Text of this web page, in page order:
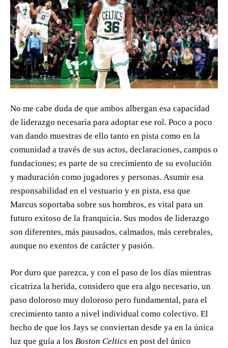
No me cabe duda de que ambos albergan esa capacidad
de liderazgo necesaria para adoptar ese rol. Poco a poco
van dando muestras de ello tanto en pista como en la
comunidad a través de sus actos, declaraciones, campus o
fundaciones; es parte de su crecimiento de su evolución
y maduración como jugadores y personas. Asumir esa
responsabilidad en el vestuario y en pista, esa que
Marcus soportaba sobre sus hombros, es vital para un
futuro exitoso de la franquicia. Sus modos de liderazgo
son diferentes, más pausados, calmados, más cerebrales,
aunque no exentos de carácter y pasión.
Por duro que parezca, y con el paso de los días mientras
cicatriza la herida, considero que era algo necesario, un
paso doloroso muy doloroso pero fundamental, para el
crecimiento tanto a nivel individual como colectivo. El
hecho de que los Jays se conviertan desde ya en la única
luz que guía a los Boston Celtics en post del único